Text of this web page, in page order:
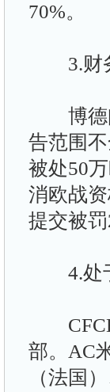
70%。
3.财务
博德闪
告范围
被处50
消欧战
提交被罚
4.处于
CFCB
部。AC
（法国